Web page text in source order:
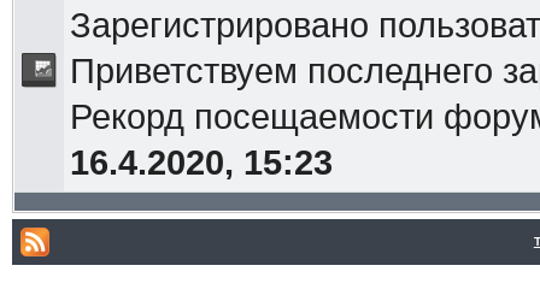
Зарегистрировано
Приветствуем последнего
Рекорд посещаемости
16.4.2020, 15:23